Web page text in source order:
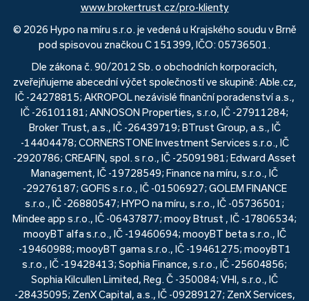
www.brokertrust.cz/pro-klienty
© 2026 Hypo na míru s.r.o. je vedená u Krajského soudu v Brně
pod spisovou značkou C 151399, IČO: 05736501.
Dle zákona č. 90/2012 Sb. o obchodních korporacích,
zveřejňujeme abecední výčet společností ve skupině: Able.cz,
IČ -24278815; AKROPOL nezávislé finanční poradenství a.s.,
IČ -26101181; ANNOSON Properties, s.r.o, IČ -27911284;
Broker Trust, a.s., IČ -26439719; BTrust Group, a.s., IČ
-14404478; CORNERSTONE Investment Services s.r.o., IČ
-2920786; CREAFIN, spol. s r.o., IČ -25091981; Edward Asset
Management, IČ -19728549; Finance na míru, s.r.o., IČ
-29276187; GOFIS s.r.o., IČ -01506927; GOLEM FINANCE
s.r.o., IČ -26880547; HYPO na míru, s.r.o., IČ -05736501;
Mindee app s.r.o., IČ -06437877; mooy Btrust , IČ -17806534;
mooyBT alfa s.r.o., IČ -19460694; mooyBT beta s.r.o., IČ
-19460988; mooyBT gama s.r.o., IČ -19461275; mooyBT1
s.r.o., IČ -19428413; Sophia Finance, s.r.o., IČ -25604856;
Sophia Kilcullen Limited, Reg. Č -350084; VHI, s.r.o., IČ
-28435095; ZenX Capital, a.s., IČ -09289127; ZenX Services,